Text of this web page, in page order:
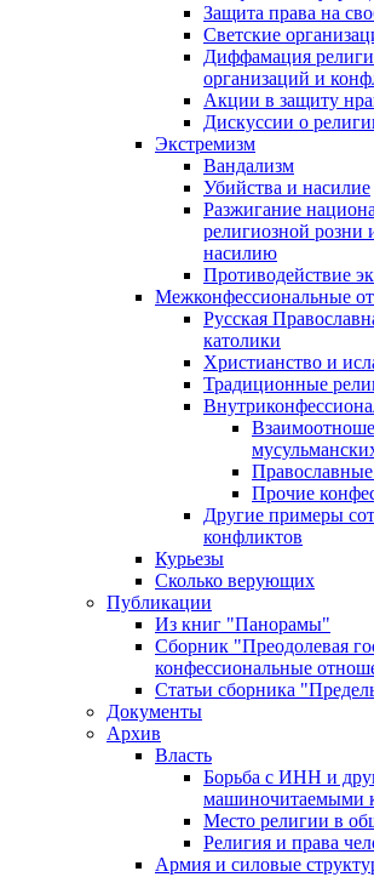
Защита права на
Светские
Диффамация
организаций и
Акции в защиту
Дискуссии о
Экстремизм
Вандализм
Убийства и насилие
Разжигание
религиозной розни
насилию
Противодействие
Межконфессиональные
Русская
католики
Христианство и
Традиционные
Прочие
Другие примеры
конфликтов
Курьезы
Сколько верующих
Публикации
Из книг "Панорамы"
Сборник "Преодолевая
конфессиональные
Статьи сборника
Документы
Архив
Власть
Борьба с ИНН и
машиночитаемыми
Место религии в
Религия и права
Армия и силовые